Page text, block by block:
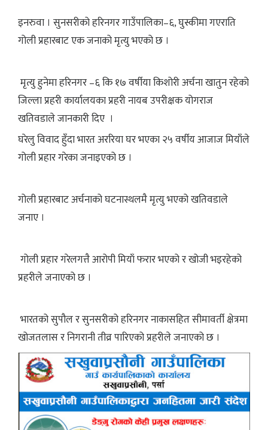
इनरुवा । सुनसरीको हरिनगर गाउँपालिका–६, घुस्कीमा गएराति
गोली प्रहारबाट एक जनाको मृत्यु भएको छ ।
मृत्यु हुनेमा हरिनगर –६ कि १७ वर्षीया किशोरी अर्चना खातुन रहेको
जिल्ला प्रहरी कार्यालयका प्रहरी नायब उपरीक्षक योगराज
खतिवडाले जानकारी दिए ।
घरेलु विवाद हुँदा भारत अररिया घर भएका २५ वर्षीय आजाज मियाँले
गोली प्रहार गरेका जनाइएको छ ।
गोली प्रहारबाट अर्चनाको घटनास्थलमै मृत्यु भएको खतिवडाले
जनाए ।
गोली प्रहार गरेलगत्तै आरोपी मियाँ फरार भएको र खोजी भइरहेको
प्रहरीले जनाएको छ ।
भारतको सुपौल र सुनसरीको हरिनगर नाकासहित सीमावर्ती क्षेत्रमा
खोजतलास र निगरानी तीव्र पारिएको प्रहरीले जनाएको छ ।